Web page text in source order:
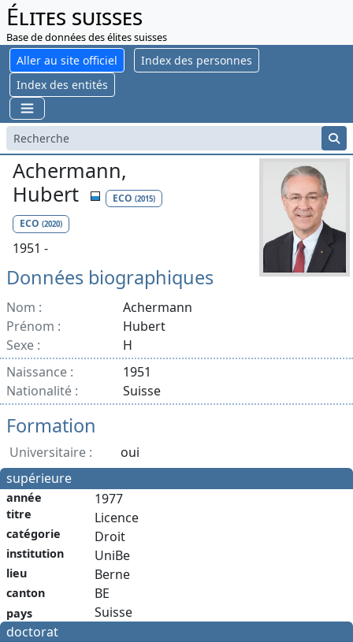
Élites suisses
Base de données des élites suisses
Aller au site officiel
Index des personnes
Index des entités
Achermann,
Hubert
ECO (2015)
ECO (2020)
1951 -
Données biographiques
Nom :
Achermann
Prénom :
Hubert
Sexe :
H
Naissance :
1951
Nationalité :
Suisse
Formation
Universitaire :
oui
supérieure
année
titre
catégorie
institution
lieu
canton
pays
1977
Licence
Droit
UniBe
Berne
BE
Suisse
doctorat